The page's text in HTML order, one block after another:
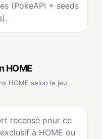
(PokeAPI + seeds
HOME
HOME selon le jeu
recensé pour ce
à HOME ou